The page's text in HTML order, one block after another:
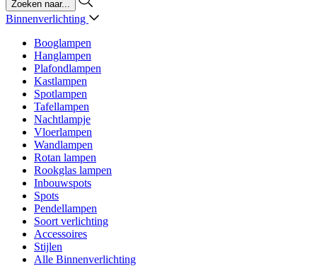
Binnenverlichting
Booglampen
Hanglampen
Plafondlampen
Kastlampen
Spotlampen
Tafellampen
Nachtlampje
Vloerlampen
Wandlampen
Rotan lampen
Rookglas lampen
Inbouwspots
Spots
Pendellampen
Soort verlichting
Accessoires
Stijlen
Alle Binnenverlichting